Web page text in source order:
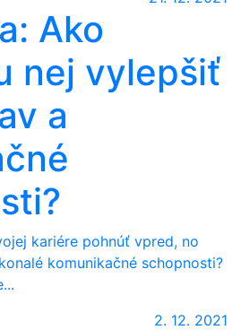
Ako
nej vylepšiť
a
kariére pohnúť vpred, no
komunikačné schopnosti?
2. 12. 2021